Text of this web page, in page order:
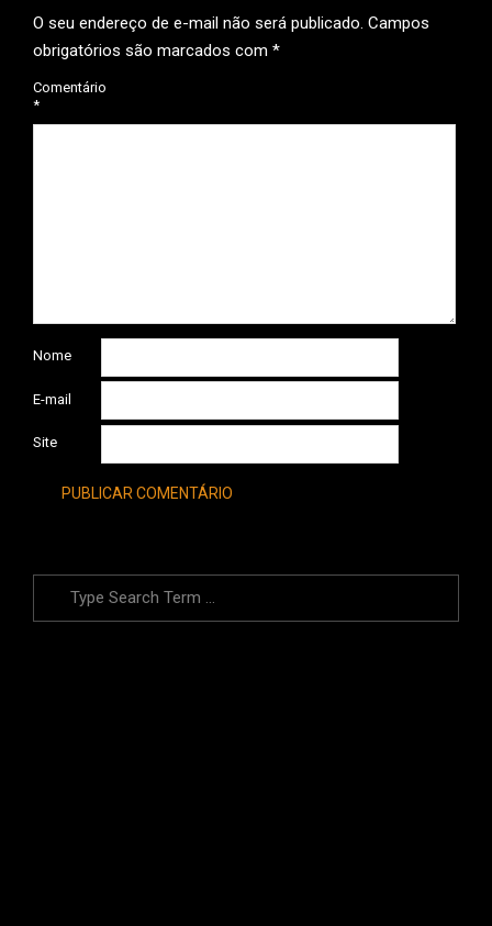
O seu endereço de e-mail não será publicado. Campos
obrigatórios são marcados com *
Comentário
*
Nome
E-mail
Site